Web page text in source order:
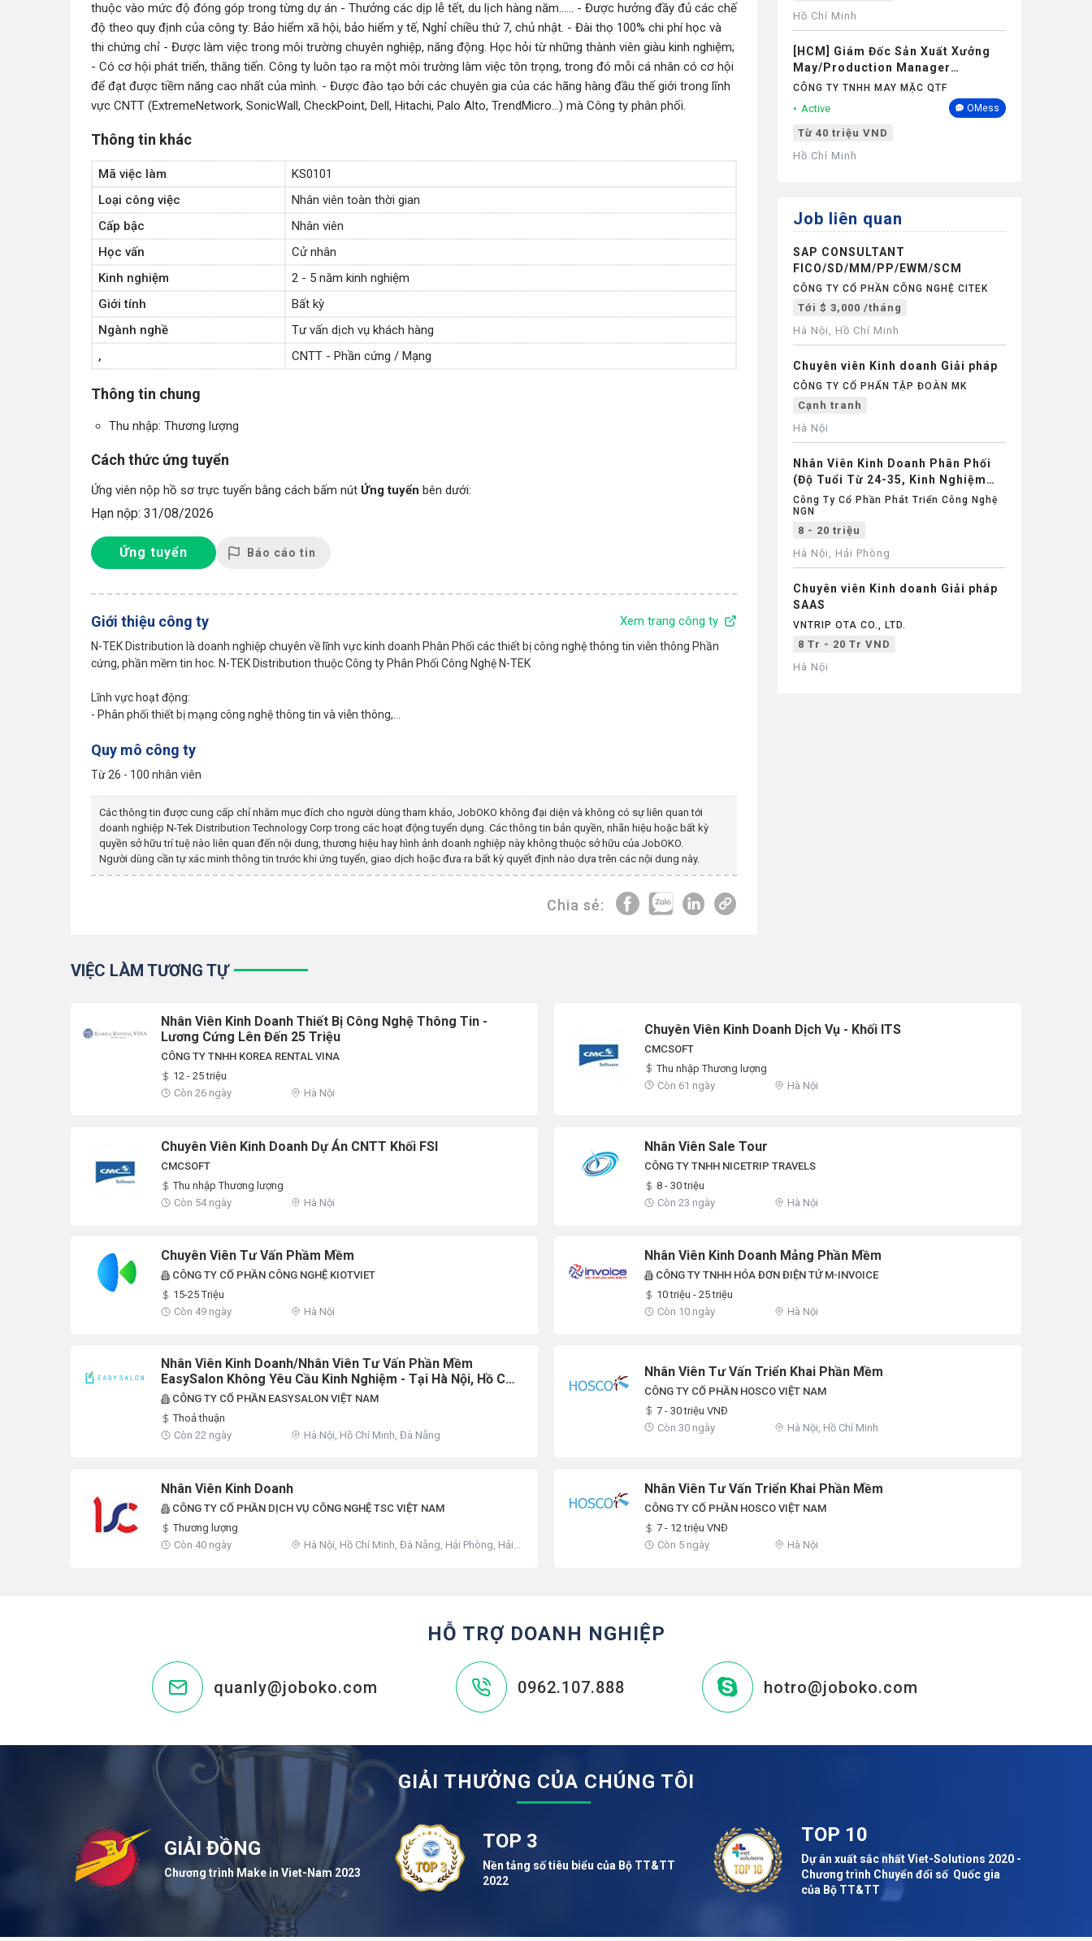
thuộc vào mức độ đóng góp trong từng dự án - Thưởng các dịp lễ tết, du lịch hàng năm...... - Được hưởng đầy đủ các chế
độ theo quy định của công ty: Bảo hiểm xã hội, bảo hiểm y tế, Nghỉ chiều thứ 7, chủ nhật. - Đài thọ 100% chi phí học và
thi chứng chỉ - Được làm việc trong môi trường chuyên nghiệp, năng động. Học hỏi từ những thành viên giàu kinh nghiệm;
- Có cơ hội phát triển, thăng tiến. Công ty luôn tạo ra một môi trường làm việc tôn trọng, trong đó mỗi cá nhân có cơ hội
để đạt được tiềm năng cao nhất của mình. - Được đào tạo bởi các chuyên gia của các hãng hàng đầu thế giới trong lĩnh
vực CNTT (ExtremeNetwork, SonicWall, CheckPoint, Dell, Hitachi, Palo Alto, TrendMicro...) mà Công ty phân phối.
Thông tin khác
Mã việc làm
KS0101
Loại công việc
Nhân viên toàn thời gian
Cấp bậc
Nhân viên
Học vấn
Cử nhân
Kinh nghiệm
2 - 5 năm kinh nghiệm
Giới tính
Bất kỳ
Ngành nghề
Tư vấn dịch vụ khách hàng
,
CNTT - Phần cứng / Mạng
Thông tin chung
Thu nhập: Thương lượng
Cách thức ứng tuyển
Ứng viên nộp hồ sơ trực tuyến bằng cách bấm nút Ứng tuyển bên dưới:
Hạn nộp: 31/08/2026
Ứng tuyển Báo cáo tin
Giới thiệu công ty Xem trang công ty
N-TEK Distribution là doanh nghiệp chuyên về lĩnh vực kinh doanh Phân Phối các thiết bị công nghệ thông tin viễn thông Phần
cứng, phần mềm tin hoc. N-TEK Distribution thuộc Công ty Phân Phối Công Nghệ N-TEK
Lĩnh vực hoạt động:
- Phân phối thiết bị mạng công nghệ thông tin và viễn thông,...
Quy mô công ty
Từ 26 - 100 nhân viên
Các thông tin được cung cấp chỉ nhằm mục đích cho người dùng tham khảo, JobOKO không đại diện và không có sự liên quan tới
doanh nghiệp N-Tek Distribution Technology Corp trong các hoạt động tuyển dụng. Các thông tin bản quyền, nhãn hiệu hoặc bất kỳ
quyền sở hữu trí tuệ nào liên quan đến nội dung, thương hiệu hay hình ảnh doanh nghiệp này không thuộc sở hữu của JobOKO.
Người dùng cần tự xác minh thông tin trước khi ứng tuyển, giao dịch hoặc đưa ra bất kỳ quyết định nào dựa trên các nội dung này.
Chia sẻ:
Hồ Chí Minh
[HCM] Giám Đốc Sản Xuất Xưởng
May/Production Manager
(Garments) - Lương 40M+
CÔNG TY TNHH MAY MẶC QTF
Active OMess
Từ 40 triệu VND
Hồ Chí Minh
Job liên quan
SAP CONSULTANT
FICO/SD/MM/PP/EWM/SCM
CÔNG TY CỔ PHẦN CÔNG NGHỆ CITEK
Tới $ 3,000 /tháng
Hà Nội, Hồ Chí Minh
Chuyên viên Kinh doanh Giải pháp
CÔNG TY CỔ PHẨN TẬP ĐOÀN MK
Cạnh tranh
Hà Nội
Nhân Viên Kinh Doanh Phân Phối
(Độ Tuổi Từ 24-35, Kinh Nghiệm
Từ 1 Năm Trở Lên)
Công Ty Cổ Phần Phát Triển Công Nghệ
NGN
8 - 20 triệu
Hà Nội, Hải Phòng
Chuyên viên Kinh doanh Giải pháp
SAAS
VNTRIP OTA CO., LTD.
8 Tr - 20 Tr VND
Hà Nội
VIỆC LÀM TƯƠNG TỰ
Nhân Viên Kinh Doanh Thiết Bị Công Nghệ Thông Tin -
Lương Cứng Lên Đến 25 Triệu
CÔNG TY TNHH KOREA RENTAL VINA
12 - 25 triệu
Còn 26 ngày
Hà Nội
Chuyên Viên Kinh Doanh Dịch Vụ - Khối ITS
CMCSOFT
Thu nhập Thương lượng
Còn 61 ngày
Hà Nội
Chuyên Viên Kinh Doanh Dự Án CNTT Khối FSI
CMCSOFT
Thu nhập Thương lượng
Còn 54 ngày
Hà Nội
Nhân Viên Sale Tour
CÔNG TY TNHH NICETRIP TRAVELS
8 - 30 triệu
Còn 23 ngày
Hà Nội
Chuyên Viên Tư Vấn Phầm Mềm
CÔNG TY CỔ PHẦN CÔNG NGHỆ KIOTVIET
15-25 Triệu
Còn 49 ngày
Hà Nội
Nhân Viên Kinh Doanh Mảng Phần Mềm
CÔNG TY TNHH HÓA ĐƠN ĐIỆN TỬ M-INVOICE
10 triệu - 25 triệu
Còn 10 ngày
Hà Nội
Nhân Viên Kinh Doanh/Nhân Viên Tư Vấn Phần Mềm
EasySalon Không Yêu Cầu Kinh Nghiệm - Tại Hà Nội, Hồ Chí
Minh, Đà Nẵng (Thu Nhập Từ 10-25tr)
CÔNG TY CỔ PHẦN EASYSALON VIỆT NAM
Thoả thuận
Còn 22 ngày
Hà Nội, Hồ Chí Minh, Đà Nẵng
Nhân Viên Tư Vấn Triển Khai Phần Mềm
CÔNG TY CỔ PHẦN HOSCO VIỆT NAM
7 - 30 triệu VNĐ
Còn 30 ngày
Hà Nội, Hồ Chí Minh
Nhân Viên Kinh Doanh
CÔNG TY CỔ PHẦN DỊCH VỤ CÔNG NGHỆ TSC VIỆT NAM
Thương lượng
Còn 40 ngày
Hà Nội, Hồ Chí Minh, Đà Nẵng, Hải Phòng, Hải
Nhân Viên Tư Vấn Triển Khai Phần Mềm
CÔNG TY CỔ PHẦN HOSCO VIỆT NAM
7 - 12 triệu VNĐ
Còn 5 ngày
Hà Nội
HỖ TRỢ DOANH NGHIỆP
quanly@joboko.com 0962.107.888 hotro@joboko.com
GIẢI THƯỞNG CỦA CHÚNG TÔI
GIẢI ĐỒNG
Chương trình Make in Viet-Nam 2023
TOP 3
Nền tảng số tiêu biểu của Bộ TT&TT
2022
TOP 10
Dự án xuất sắc nhất Viet-Solutions 2020 -
Chương trình Chuyển đổi số Quốc gia
của Bộ TT&TT